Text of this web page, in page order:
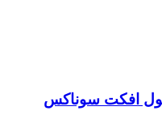
افکت سوناکس